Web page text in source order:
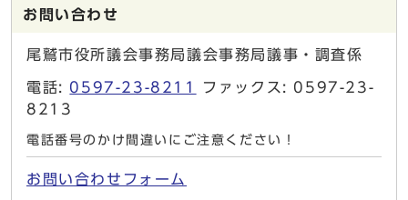
お問い合わせ
尾鷲市役所議会事務局議会事務局議事・調査係
電話: 0597-23-8211
ファックス: 0597-23-
8213
電話番号のかけ間違いにご注意ください！
お問い合わせフォーム